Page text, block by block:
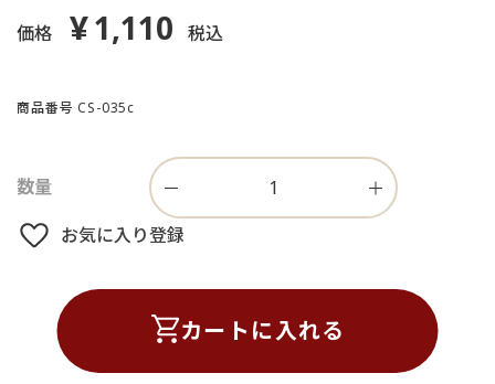
価格 ¥1,110 税込
商品番号 CS-035c
お気に入り登録
カートに入れる